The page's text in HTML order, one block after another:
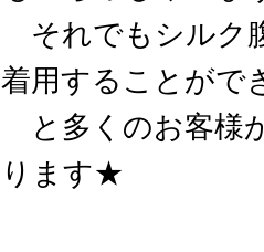
それでもシルク
着用することがで
と多くのお客様
ります★